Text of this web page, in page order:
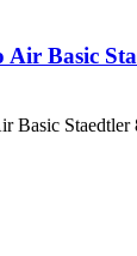
Basic
Basic Staedtler